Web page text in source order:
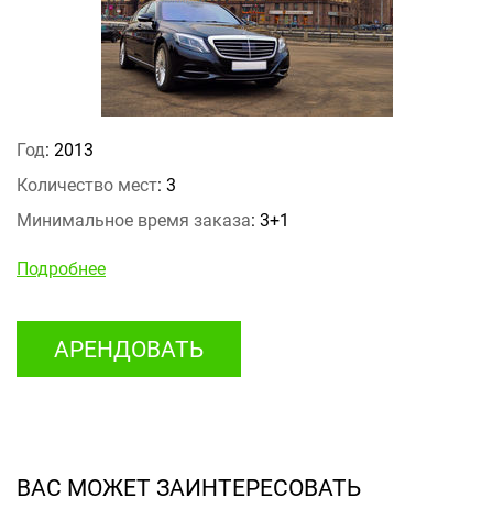
Год: 2013
Количество мест: 3
Минимальное время заказа: 3+1
Подробнее
АРЕНДОВАТЬ
ВАС МОЖЕТ ЗАИНТЕРЕСОВАТЬ